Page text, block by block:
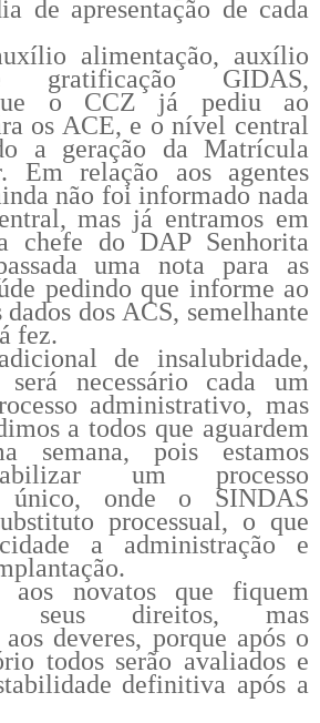
de apresentação de cada
alimentação, auxílio
gratificação GIDAS,
o CCZ já pediu ao
os ACE, e o nível central
a geração da Matrícula
Em relação aos agentes
não foi informado nada
mas já entramos em
chefe do DAP Senhorita
uma nota para as
pedindo que informe ao
dos ACS, semelhante
fez.
de insalubridade,
será necessário cada um
administrativo, mas
a todos que aguardem
semana, pois estamos
um processo
único, onde o SINDAS
processual, o que
a administração e
aos novatos que fiquem
seus direitos, mas
deveres, porque após o
todos serão avaliados e
definitiva após a